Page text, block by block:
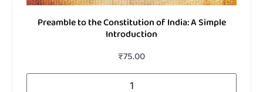
₹200.00